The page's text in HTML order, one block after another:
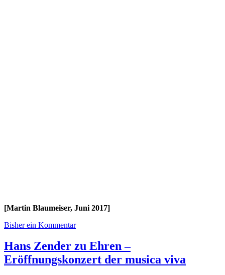
[Martin Blaumeiser, Juni 2017]
Bisher ein Kommentar
Hans Zender zu Ehren –
Eröffnungskonzert der musica viva